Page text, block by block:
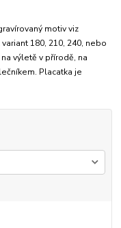
motiv viz
180, 210, 240, nebo
výletě v přírodě, na
Placatka je